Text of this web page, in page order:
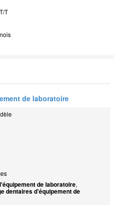
T
de laboratoire
de laboratoire,
dentaires d'équipement de